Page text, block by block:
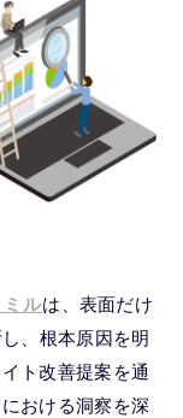
ミルは、表面だけ
、根本原因を明
ト改善提案を通
おける洞察を深